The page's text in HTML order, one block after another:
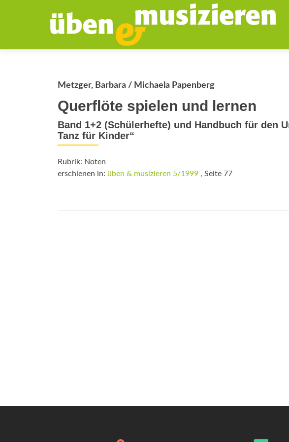
Metzger, Barbara / Michaela Papenberg
Querflöte spielen und lernen
Band 1+2 (Schülerhefte) und Handbuch für den
Tanz für Kinder“
Rubrik: Noten
erschienen in: üben & musizieren 5/1999 , Seite 77